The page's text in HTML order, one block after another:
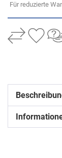
Für reduzierte